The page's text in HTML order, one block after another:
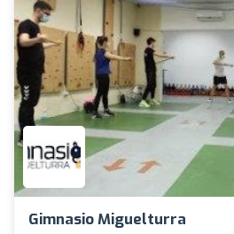
Gimnasio Miguelturra